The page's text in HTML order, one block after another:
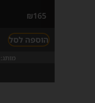
₪165
הוספה לסל
מותג: